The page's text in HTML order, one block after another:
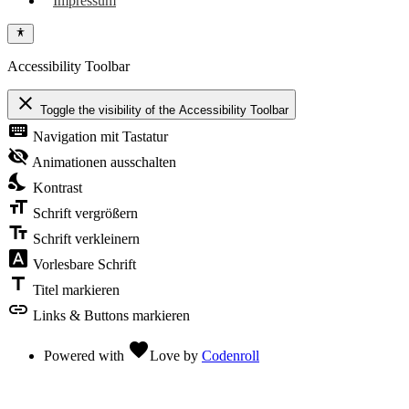
Accessibility Toolbar
close Toggle the visibility of the Accessibility Toolbar
keyboard Navigation mit Tastatur
visibility_off Animationen ausschalten
nights_stay Kontrast
format_size Schrift vergrößern
text_fields Schrift verkleinern
font_download Vorlesbare Schrift
title Titel markieren
link Links & Buttons markieren
Powered with favoriteLove by Codenroll